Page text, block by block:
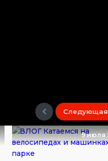
Следующая
9 июля